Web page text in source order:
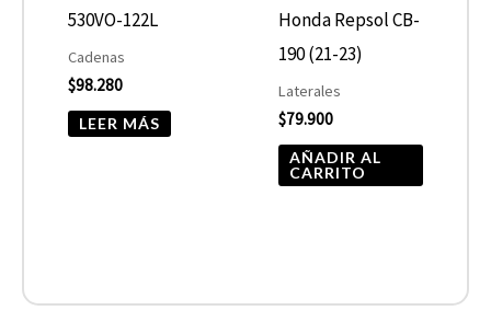
530VO-122L
Cadenas
$98.280
LEER MÁS
Honda Repsol CB-
190 (21-23)
Laterales
$79.900
AÑADIR AL
CARRITO